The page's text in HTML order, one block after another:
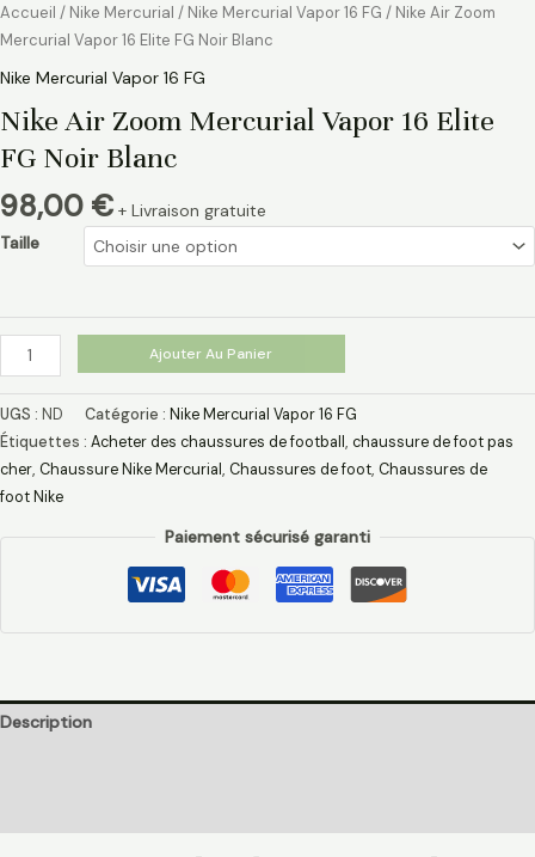
Accueil / Nike Mercurial / Nike Mercurial Vapor 16 FG / Nike Air Zoom
Mercurial Vapor 16 Elite FG Noir Blanc
Nike Mercurial Vapor 16 FG
Nike Air Zoom Mercurial Vapor 16 Elite
FG Noir Blanc
98,00 € + Livraison gratuite
Taille
Ajouter Au Panier
UGS : ND Catégorie : Nike Mercurial Vapor 16 FG
Étiquettes : Acheter des chaussures de football , chaussure de foot pas
cher​, Chaussure Nike Mercurial​ , Chaussures de foot, Chaussures de
foot Nike
Paiement sécurisé garanti
Description